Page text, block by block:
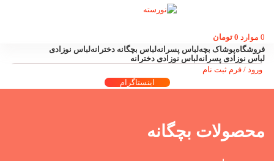
0 موارد 0 تومان
فروشگاهپوشاک بچهلباس پسرانهلباس بچگانه دخترانهلباس نوزادی
لباس نوزادی پسرانهلباس نوزادی دخترانه
ورود / فرم ثبت نام
اینستاگرام
محصولات بچگانه